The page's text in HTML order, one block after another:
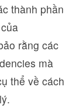
thành phần
rằng các
mà
thể về cách